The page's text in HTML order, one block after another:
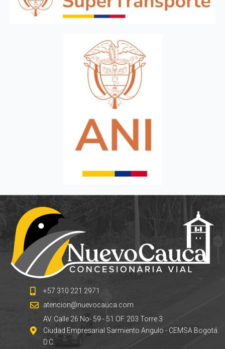
+57 310 221 2971
atencion@nuevocauca.com
AV. Calle 26 No- 59 - 51 OF. 203 Torre 3
Ciudad Empresarial Sarmiento Angulo - CEMSA Bogotá
D.C.